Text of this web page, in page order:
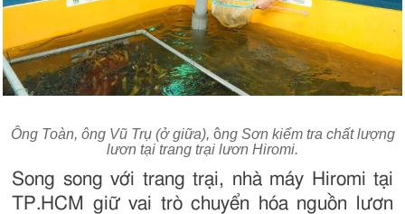
Ông Toàn, ông Vũ Trụ (ở giữa), ông Sơn kiểm tra chất lượng
lươn tại trang trại lươn Hiromi.
Song song với trang trại, nhà máy Hiromi tại
TP.HCM giữ vai trò chuyển hóa nguồn lươn